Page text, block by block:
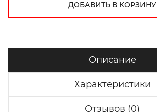
ДОБАВИТЬ В КОРЗИНУ
Описание
Характеристики
Отзывов (0)